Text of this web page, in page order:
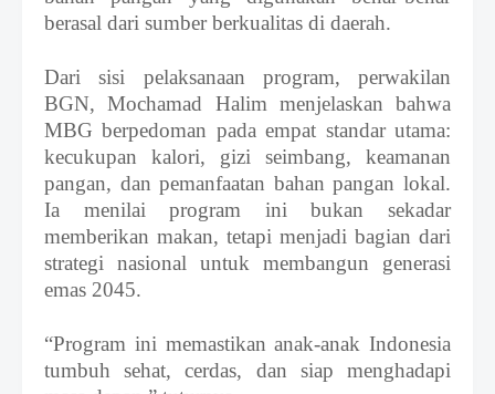
berasal dari sumber berkualitas di daerah.
Dari sisi pelaksanaan program, perwakilan
BGN, Mochamad Halim menjelaskan bahwa
MBG berpedoman pada empat standar utama:
kecukupan kalori, gizi seimbang, keamanan
pangan, dan pemanfaatan bahan pangan lokal.
Ia menilai program ini bukan sekadar
memberikan makan, tetapi menjadi bagian dari
strategi nasional untuk membangun generasi
emas 2045.
“Program ini memastikan anak-anak Indonesia
tumbuh sehat, cerdas, dan siap menghadapi